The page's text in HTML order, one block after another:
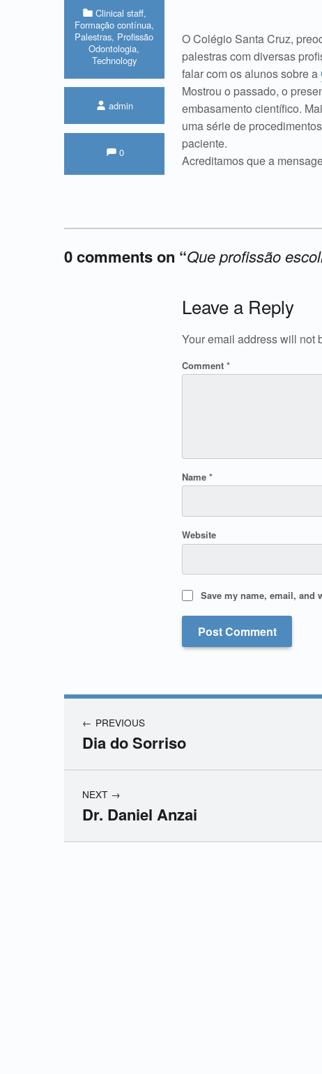
O Colégio Santa Cruz,
palestras com diversas
falar com os alunos sobre a
Mostrou o passado, o
embasamento científico.
uma série de
paciente.
Acreditamos que a
Categorized in:
Clinical staff,
Formação contínua,
Palestras, Profissão
Odontologia,
Technology
Written by:
admin
Comments:
Comments:
0
0 comments on “Que profissão
Add yours →
Leave a Reply
Your email address will not
Comment*
Name*
Website
Save my name, email, and
PREVIOUS
Dia do Sorriso
NEXT
Dr. Daniel Anzai
Skip back to main navigation